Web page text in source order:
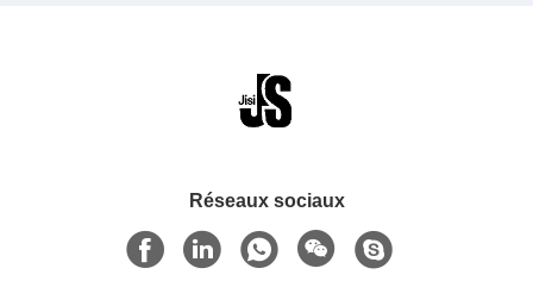
Réseaux sociaux